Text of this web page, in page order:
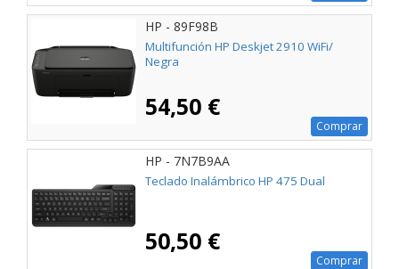
HP - 89F98B
Multifunción HP Deskjet 2910 WiFi/
Negra
54,50 €
Comprar
HP - 7N7B9AA
Teclado Inalámbrico HP 475 Dual
50,50 €
Comprar